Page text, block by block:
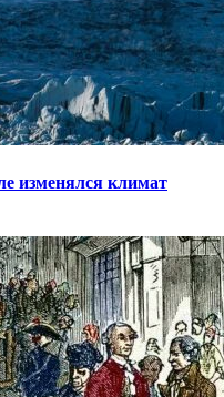
изменялся климат